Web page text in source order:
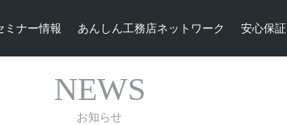
ミナー情報 あんしん工務店ネットワーク 安心保証
NEWS
お知らせ